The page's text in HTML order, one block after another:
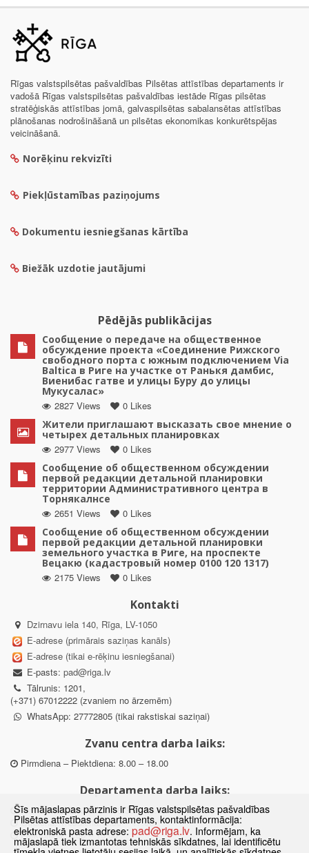
Rīgas valstspilsētas pašvaldības Pilsētas attīstības departaments ir
vadošā Rīgas valstspilsētas pašvaldības iestāde Rīgas pilsētas
stratēģiskās attīstības jomā, galvaspilsētas sabalansētas attīstības
plānošanas nodrošināšanā un pilsētas ekonomikas konkurētspējas
veicināšanā.
Norēķinu rekvizīti
Piekļūstamības paziņojums
Dokumentu iesniegšanas kārtība
Biežāk uzdotie jautājumi
Pēdējās publikācijas
Сообщение о передаче на общественное
обсуждение проекта «Соединение Рижского
свободного порта с южным подключением Via
Baltica в Риге на участке от Ранькя дамбис,
Виенибас гатве и улицы Буру до улицы
Мукусалас»
2827 Views
0 Likes
Жители приглашают высказать свое мнение о
четырех детальных планировках
2977 Views
0 Likes
Сообщение об общественном обсуждении
первой редакции детальной планировки
территории Административного центра в
Торнякалнсе
2651 Views
0 Likes
Сообщение об общественном обсуждении
первой редакции детальной планировки
земельного участка в Риге, на проспекте
Вецакю (кадастровый номер 0100 120 1317)
2175 Views
0 Likes
Kontakti
Dzirnavu iela 140, Rīga, LV-1050
E-adrese (primārais saziņas kanāls)
E-adrese (tikai e-rēķinu iesniegšanai)
E-pasts: pad@riga.lv
Tālrunis: 1201,
(+371) 67012222 (zvaniem no ārzemēm)
WhatsApp: 27772805 (tikai rakstiskai saziņai)
Zvanu centra darba laiks:
Pirmdiena – Piektdiena: 8.00 – 18.00
Departamenta darba laiks:
Pirmdiena, Ceturtdiena: 8.30 – 18.00
Otrdiena, Trešdiena: 8.30 – 17.00
Piektdiena: 8.30 – 15.00
Šīs mājaslapas pārzinis ir Rīgas valstspilsētas pašvaldības
Pilsētas attīstības departaments, kontaktinformācija:
elektroniskā pasta adrese: pad@riga.lv. Informējam, ka
mājaslapā tiek izmantotas tehniskās sīkdatnes, lai identificētu